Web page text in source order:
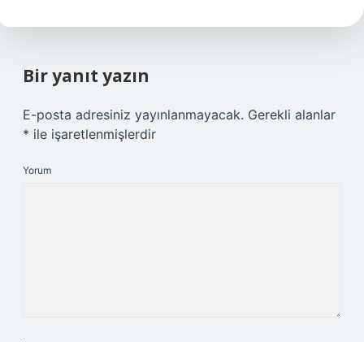
Bir yanıt yazın
E-posta adresiniz yayınlanmayacak. Gerekli alanlar
* ile işaretlenmişlerdir
Yorum